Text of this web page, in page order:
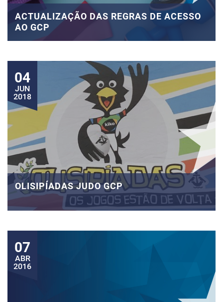
ACTUALIZAÇÃO DAS REGRAS DE ACESSO
AO GCP
04
JUN
2018
OLISIPÍADAS JUDO GCP
07
ABR
2016